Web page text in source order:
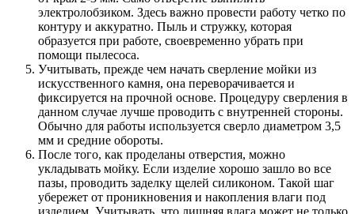
электролобзиком. Здесь важно провести работу четко по
контуру и аккуратно. Пыль и стружку, которая
образуется при работе, своевременно убрать при
помощи пылесоса.
Учитывать, прежде чем начать сверление мойки из
искусственного камня, она переворачивается и
фиксируется на прочной основе. Процедуру сверления в
данном случае лучше проводить с внутренней стороны.
Обычно для работы используется сверло диаметром 3,5
мм и средние обороты.
После того, как проделаны отверстия, можно
укладывать мойку. Если изделие хорошо зашло во все
пазы, проводить заделку щелей силиконом. Такой шаг
убережет от проникновения и накопления влаги под
изделием. Учитывать, что лишняя влага может не только